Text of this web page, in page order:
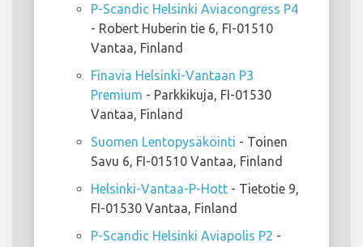
P-Scandic Helsinki Aviacongress P4
- Robert Huberin tie 6, FI-01510
Vantaa, Finland
Finavia Helsinki-Vantaan P3
Premium - Parkkikuja, FI-01530
Vantaa, Finland
Suomen Lentopysäköinti - Toinen
Savu 6, FI-01510 Vantaa, Finland
Helsinki-Vantaa-P-Hott - Tietotie 9,
FI-01530 Vantaa, Finland
P-Scandic Helsinki Aviapolis P2 -